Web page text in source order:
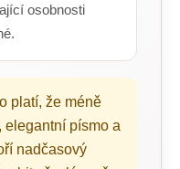
osobnosti
platí, že méně
elegantní písmo a
nadčasový